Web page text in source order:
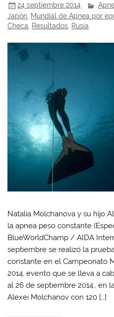
24 septiembre 2014
Japón Mundial de Apnea por
Checa Resultados Rusia
Natalia Molchanova y su hijo
la apnea peso constante
BlueWorldChamp / AIDA
septiembre se realizó la
constante en el Campeonato
2014, evento que se lleva a
al 26 de septiembre 2014., en
Alexei Molchanov con 120 […]